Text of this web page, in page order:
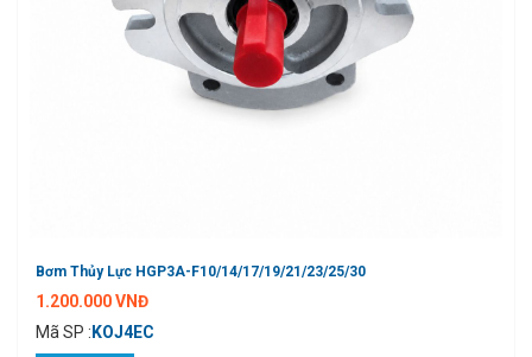
Bơm Thủy Lực HGP3A-F10/14/17/19/21/23/25/30
1.200.000 VNĐ
Mã SP : KOJ4EC